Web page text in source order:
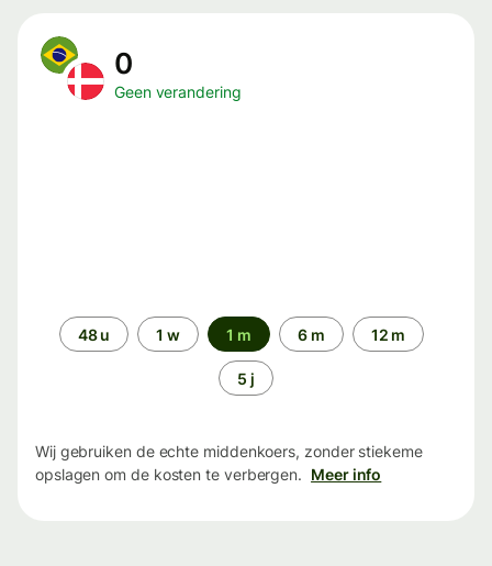
0
Geen verandering
Periode48 u 1 w 1 m 6 m 12 m
5 j
Wij gebruiken de echte middenkoers, zonder stiekeme
opslagen om de kosten te verbergen. Meer info